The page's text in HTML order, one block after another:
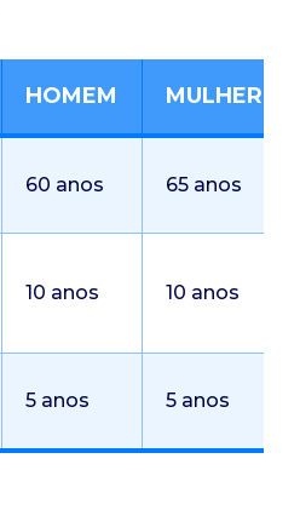
HOMEM MULHER
60 anos 65 anos
10 anos 10 anos
5 anos 5 anos